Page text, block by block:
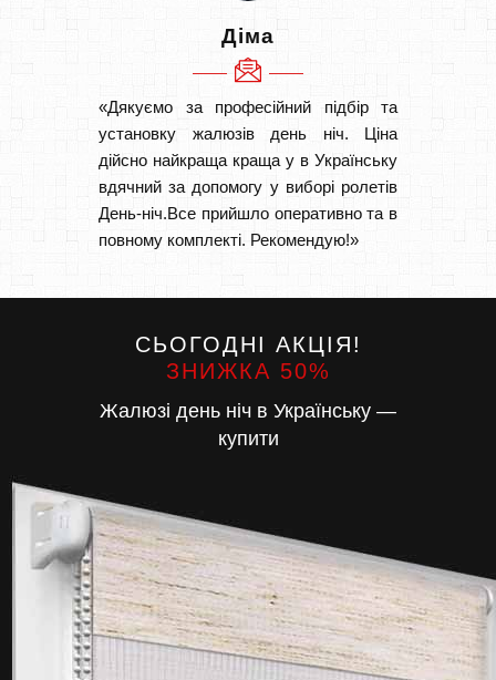
Діма
«Дякуємо за професійний підбір та
установку жалюзів день ніч. Ціна
дійсно найкраща краща у в Українську
вдячний за допомогу у виборі ролетів
День-ніч.Все прийшло оперативно та в
повному комплекті. Рекомендую!»
СЬОГОДНІ АКЦІЯ!
ЗНИЖКА 50%
Жалюзі день ніч в Українську —
купити